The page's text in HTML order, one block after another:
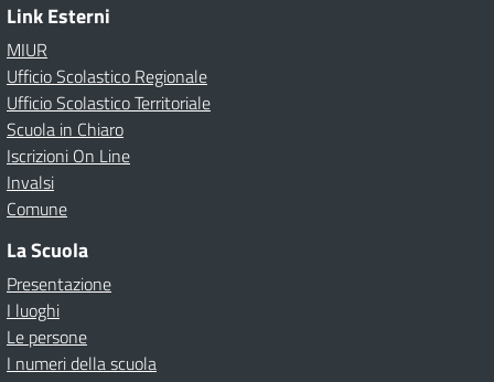
Link Esterni
MIUR
Ufficio Scolastico Regionale
Ufficio Scolastico Territoriale
Scuola in Chiaro
Iscrizioni On Line
Invalsi
Comune
La Scuola
Presentazione
I luoghi
Le persone
I numeri della scuola